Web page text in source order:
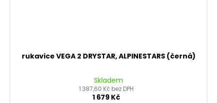
rukavice VEGA 2 DRYSTAR, ALPINESTARS (černá)
Skladem
1 387,60 Kč bez DPH
1 679 Kč